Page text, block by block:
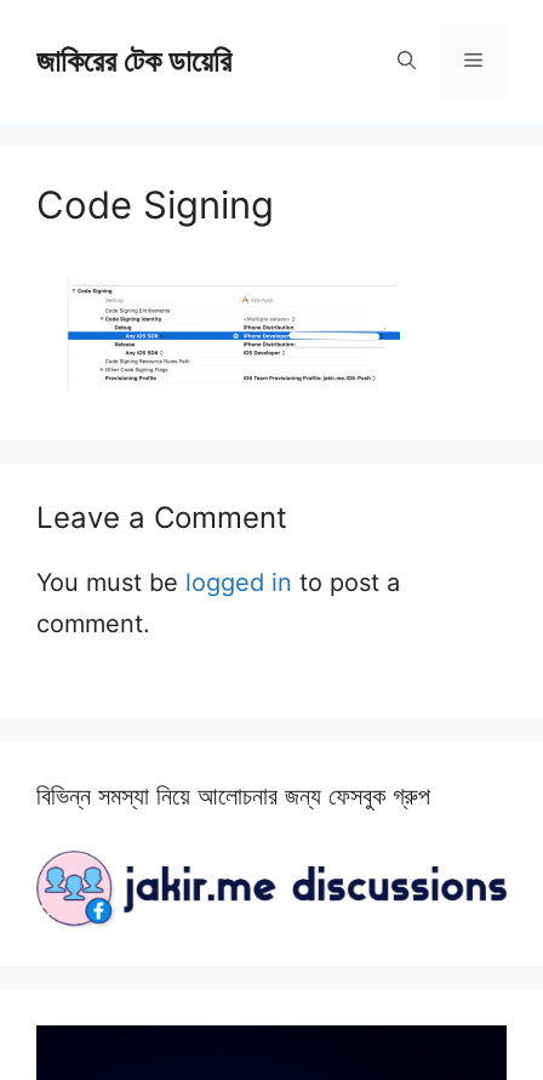
জাকিরের টেক ডায়েরি Menu
Code Signing
Leave a Comment
You must be logged in to post a
comment.
বিভিন্ন সমস্যা নিয়ে আলোচনার জন্য ফেসবুক গ্রুপ